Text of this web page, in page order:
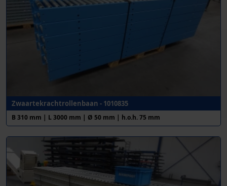
Zwaartekrachtrollenbaan - 1010835
B 310 mm | L 3000 mm | Ø 50 mm | h.o.h. 75 mm